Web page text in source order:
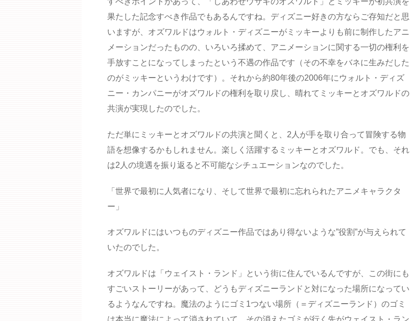
果たした記念すべき作品でもあるんですね。ディズニー好きの方ならご存知だと思
いますが、オズワルドはウォルト・ディズニーがミッキーよりも前に制作したアニ
メーションだったものの、いろいろ揉めて、アニメーションに関する一切の権利を
手放すことになってしまったという不遇の作品です（その不幸をバネに生みだした
のがミッキーというわけです）。それから約80年後の2006年にウォルト・ディズ
ニー・カンパニーがオズワルドの権利を取り戻し、晴れてミッキーとオズワルドの
共演が実現したのでした。
ただ単にミッキーとオズワルドの共演と聞くと、2人が手を取り合って冒険する物
語を想像するかもしれません。楽しく活躍するミッキーとオズワルド。でも、それ
は2人の境遇を振り返ると不可能なシチュエーションなのでした。
「世界で最初に人気者になり、そして世界で最初に忘れられたアニメキャラクタ
ー」
オズワルドにはいつものディズニー作品ではあり得ないような”役割”が与えられて
いたのでした。
オズワルドは「ウェイスト・ランド」という街に住んでいるんですが、この街にも
すごいストーリーがあって、どうもディズニーランドと対になった場所になってい
るようなんですね。魔法のようにゴミ1つない場所（＝ディズニーランド）のゴミ